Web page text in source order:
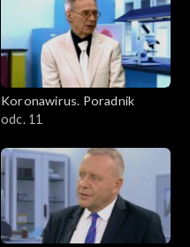
Koronawirus. Poradnik
odc. 11